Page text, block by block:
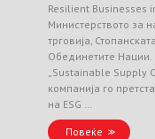
Resilient Businesses
Министерството за
трговија,
Обединетите Нации.
„Sustainable Supply
компанија го
на ESG …
Повеќе